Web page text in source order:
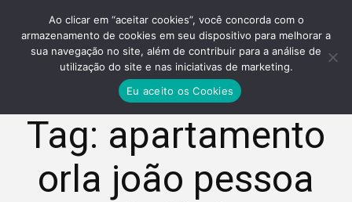
Tag: apartamento
orla joão pessoa
Ao clicar em “aceitar cookies”, você concorda com o
armazenamento de cookies em seu dispositivo para melhorar a
sua navegação no site, além de contribuir para a análise de
utilização do site e nas iniciativas de marketing.
Eu aceito os Cookies